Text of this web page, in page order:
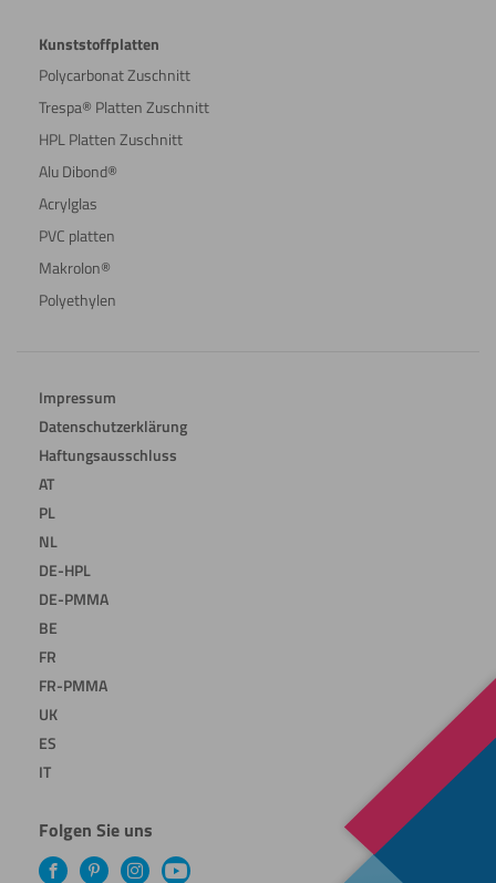
Kunststoffplatten
Polycarbonat Zuschnitt
Trespa® Platten Zuschnitt
HPL Platten Zuschnitt
Alu Dibond®
Acrylglas
PVC platten
Makrolon®
Polyethylen
Impressum
Datenschutzerklärung
Haftungsausschluss
AT
PL
NL
DE-HPL
DE-PMMA
BE
FR
FR-PMMA
UK
ES
IT
Folgen Sie uns